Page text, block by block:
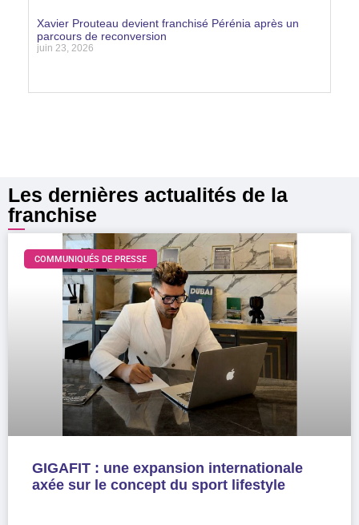
Xavier Prouteau devient franchisé Pérénia après un
parcours de reconversion
juin 23, 2026
Les dernières actualités de la
franchise
COMMUNIQUÉS DE PRESSE
GIGAFIT : une expansion internationale
axée sur le concept du sport lifestyle